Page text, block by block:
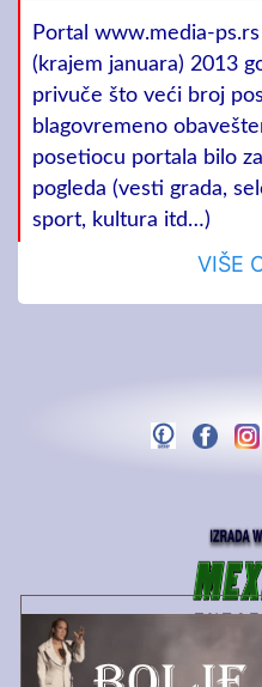
Portal www.media-
(krajem januara) 2013
privuče što veći broj
blagovremeno
posetiocu portala bilo
pogleda (vesti grada,
sport, kultura itd…)
VIŠE